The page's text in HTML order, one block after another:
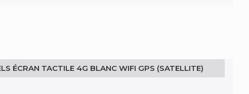
ÉCRAN TACTILE 4G BLANC WIFI GPS (SATELLITE)